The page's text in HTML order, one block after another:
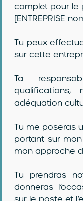
complet pour le
[ENTREPRISE
Tu peux
sur cette
Ta
adéquation
Tu me poseras
portant sur
mon approche
Tu prendras
donneras